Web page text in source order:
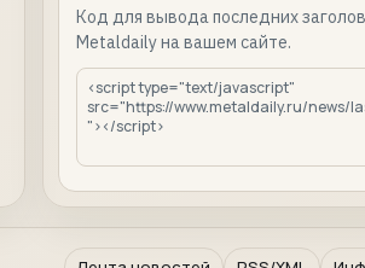
Код для вывода последних
Metaldaily на вашем сайте.